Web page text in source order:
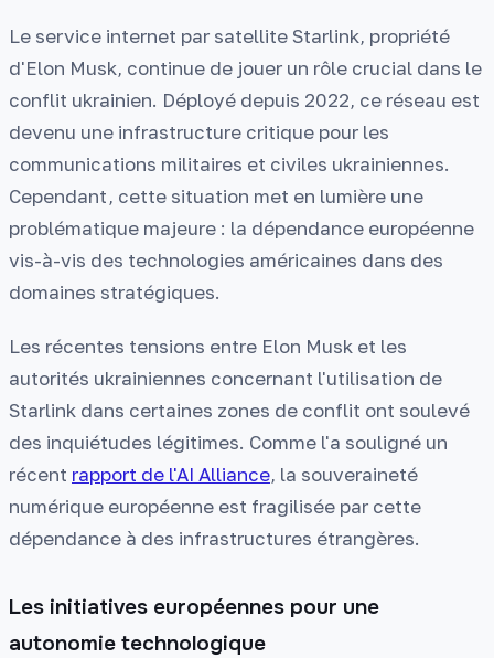
Le service internet par satellite Starlink, propriété
d'Elon Musk, continue de jouer un rôle crucial dans le
conflit ukrainien. Déployé depuis 2022, ce réseau est
devenu une infrastructure critique pour les
communications militaires et civiles ukrainiennes.
Cependant, cette situation met en lumière une
problématique majeure : la dépendance européenne
vis-à-vis des technologies américaines dans des
domaines stratégiques.
Les récentes tensions entre Elon Musk et les
autorités ukrainiennes concernant l'utilisation de
Starlink dans certaines zones de conflit ont soulevé
des inquiétudes légitimes. Comme l'a souligné un
récent rapport de l'AI Alliance, la souveraineté
numérique européenne est fragilisée par cette
dépendance à des infrastructures étrangères.
Les initiatives européennes pour une
autonomie technologique